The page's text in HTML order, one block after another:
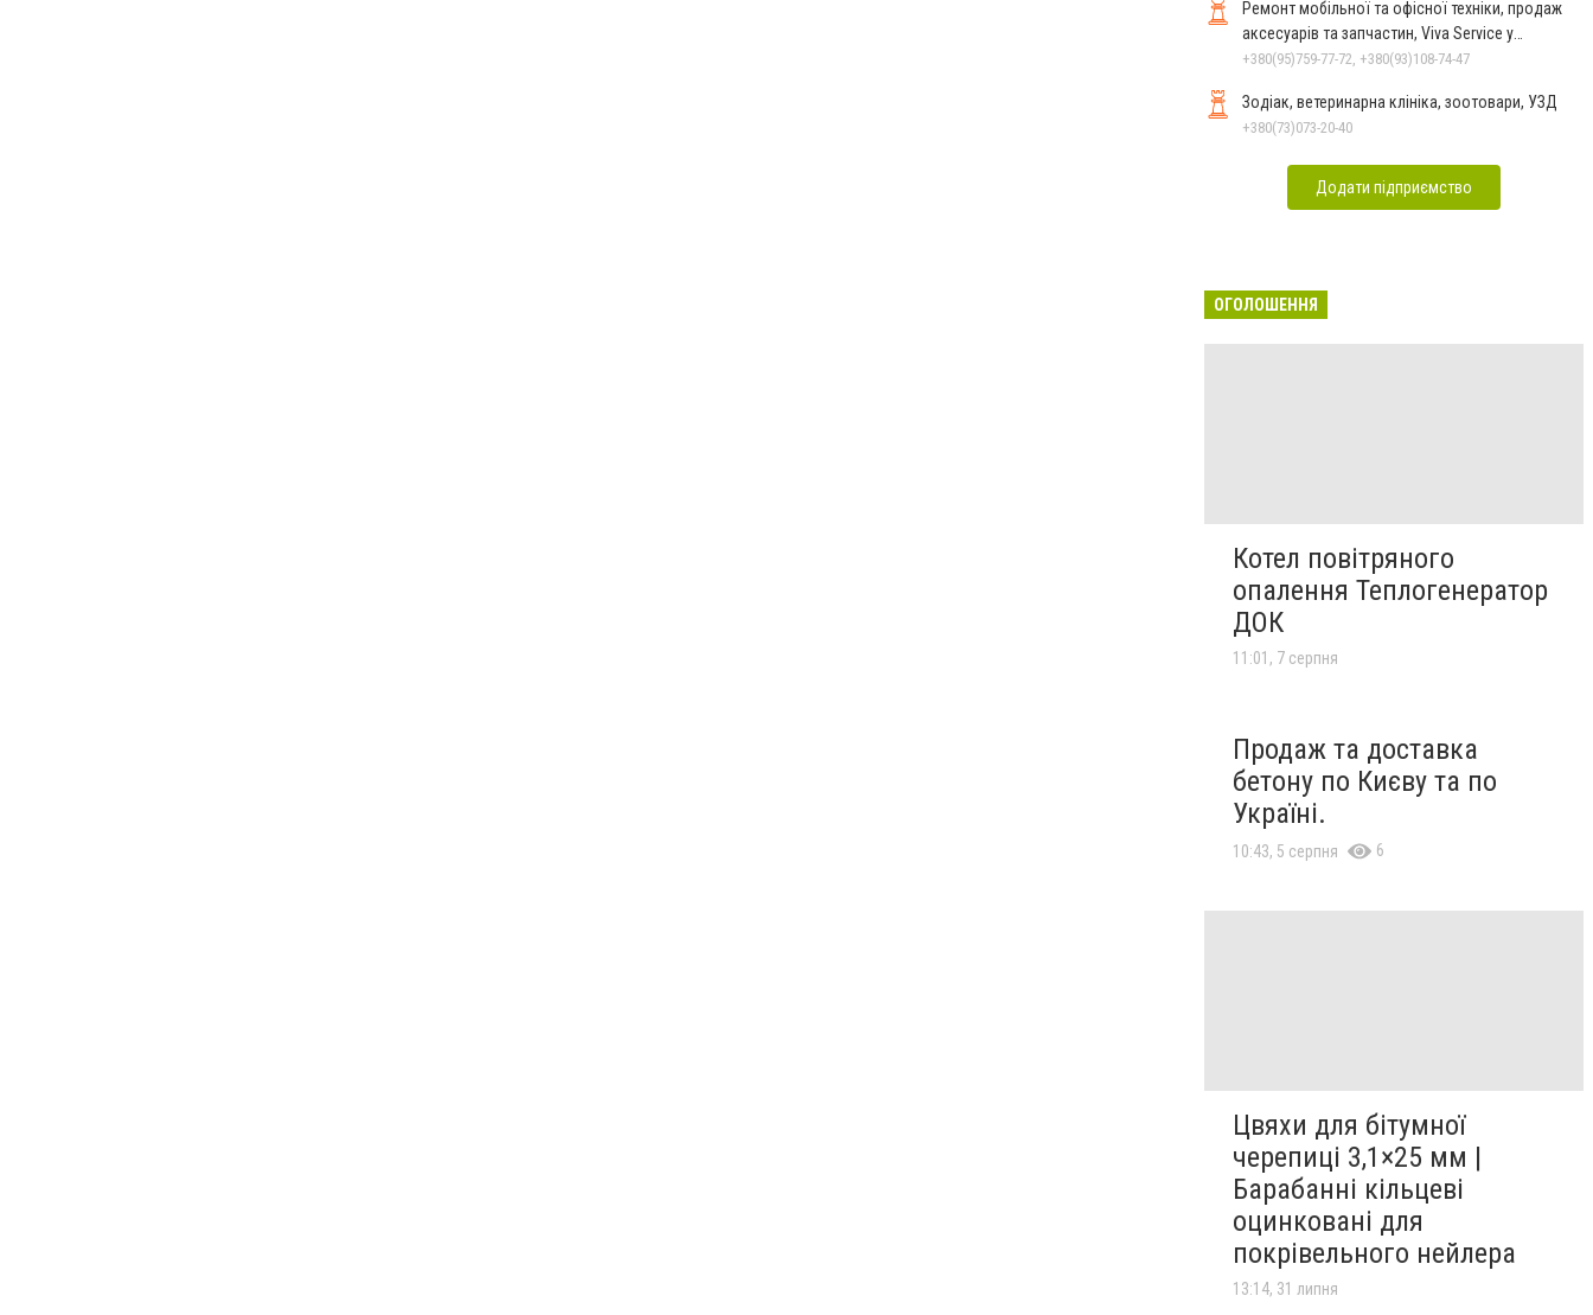
Ремонт мобільної та офісної техніки, продаж
аксесуарів та запчастин, Viva Service у
Миколаєві
+380(95)759-77-72, +380(93)108-74-47
Зодіак, ветеринарна клініка, зоотовари, УЗД
+380(73)073-20-40
Додати підприємство
ОГОЛОШЕННЯ
Котел повітряного
опалення Теплогенератор
ДОК
11:01, 7 серпня
Продаж та доставка
бетону по Києву та по
Україні.
10:43, 5 серпня 6
Цвяхи для бітумної
черепиці 3,1×25 мм |
Барабанні кільцеві
оцинковані для
покрівельного нейлера
13:14, 31 липня